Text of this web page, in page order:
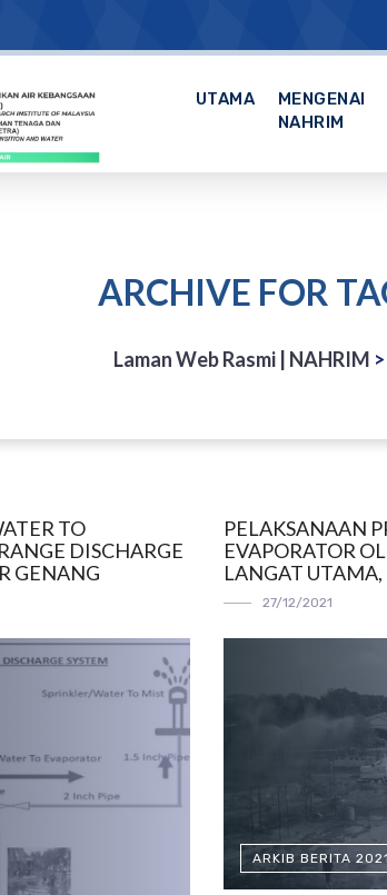
UTAMA
MENGENAI
NAHRIM
ARCHIVE FOR
Laman Web Rasmi | NAHRIM >
TO
DISCHARGE
GENANG
PELAKSANAAN
EVAPORATOR
LANGAT
27/12/2021
ARKIB BERITA 2021